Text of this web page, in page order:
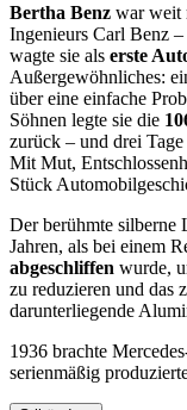
Bertha Benz war weit
Ingenieurs Carl Benz
wagte sie als erste
Außergewöhnliches:
über eine einfache
Söhnen legte sie die
zurück – und drei
Mit Mut,
Stück
Der berühmte silberne
Jahren, als bei einem
abgeschliffen wurde,
zu reduzieren und das
darunterliegende
1936 brachte
serienmäßig